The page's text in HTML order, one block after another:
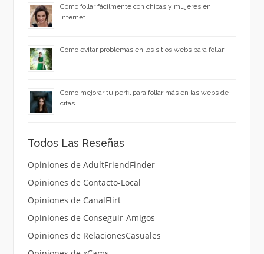
Cómo follar fácilmente con chicas y mujeres en
internet
Cómo evitar problemas en los sitios webs para follar
Como mejorar tu perfil para follar más en las webs de
citas
Todos Las Reseñas
Opiniones de AdultFriendFinder
Opiniones de Contacto-Local
Opiniones de CanalFlirt
Opiniones de Conseguir-Amigos
Opiniones de RelacionesCasuales